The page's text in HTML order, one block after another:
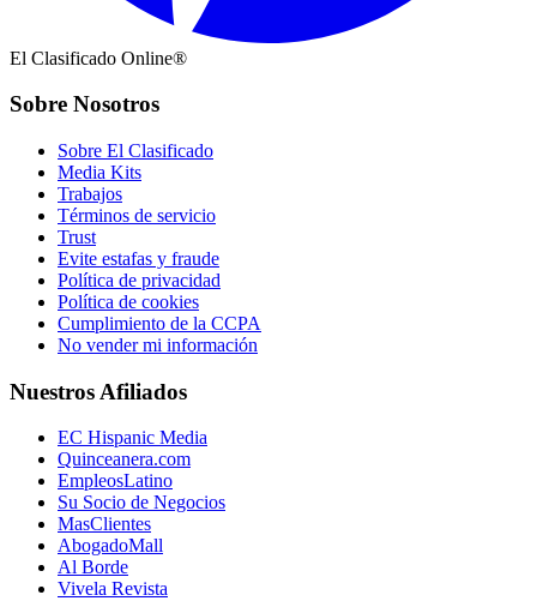
El Clasificado Online®
Sobre Nosotros
Sobre El Clasificado
Media Kits
Trabajos
Términos de servicio
Trust
Evite estafas y fraude
Política de privacidad
Política de cookies
Cumplimiento de la CCPA
No vender mi información
Nuestros Afiliados
EC Hispanic Media
Quinceanera.com
EmpleosLatino
Su Socio de Negocios
MasClientes
AbogadoMall
Al Borde
Vivela Revista